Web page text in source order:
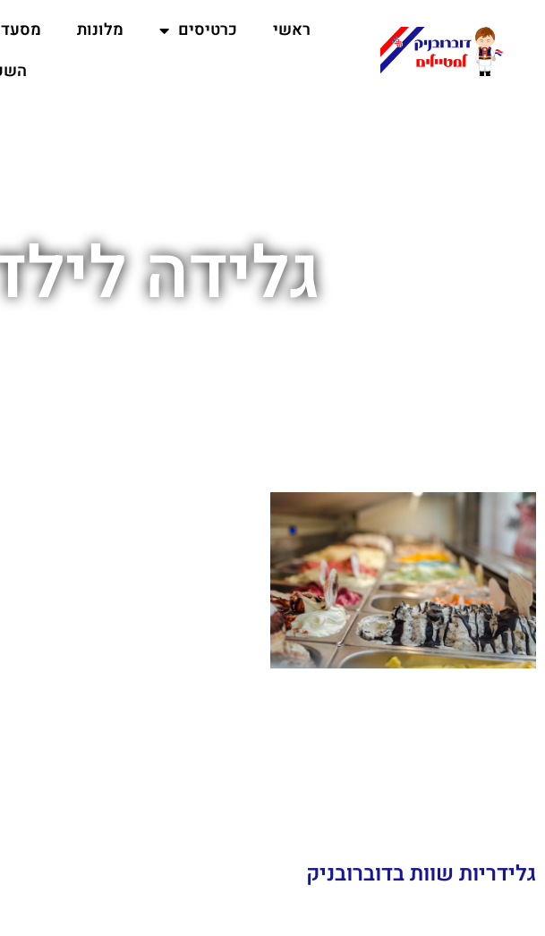
ראשי כרטיסים מלונות
גלידה
גלידריות שוות בדוברובניק